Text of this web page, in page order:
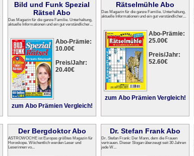
Bild und Funk Spezial
Rätsel Abo
Das Magazin für die ganze Familie. Unterhaltung,
aktuelle Informationen und ein gut verständlicher...
Abo-Prämie:
10.00€
Preis/Jahr:
20.40€
zum Abo Prämien Vergleich!
Rätselmühle Abo
Das Magazin für die ganze Familie. Unterhaltung,
aktuelle Informationen und ein gut verständlicher...
Abo-Prämie:
25.00€
Preis/Jahr:
52.60€
zum Abo Prämien Vergleich!
Der Bergdoktor Abo
ASTROWOCHE ist Europas größtes Magazin für
Horoskope. Wöchentlich werden Leser und
Leserinnen vo...
Dr. Stefan Frank Abo
Dr. Stefan Frank: Der Mann, dem die Frauen
vertrauen. Dieser Slogan überzeugt seit 30 Jahren
jede W...